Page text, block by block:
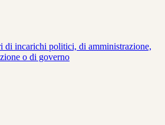
di incarichi politici, di amministrazione,
o di governo